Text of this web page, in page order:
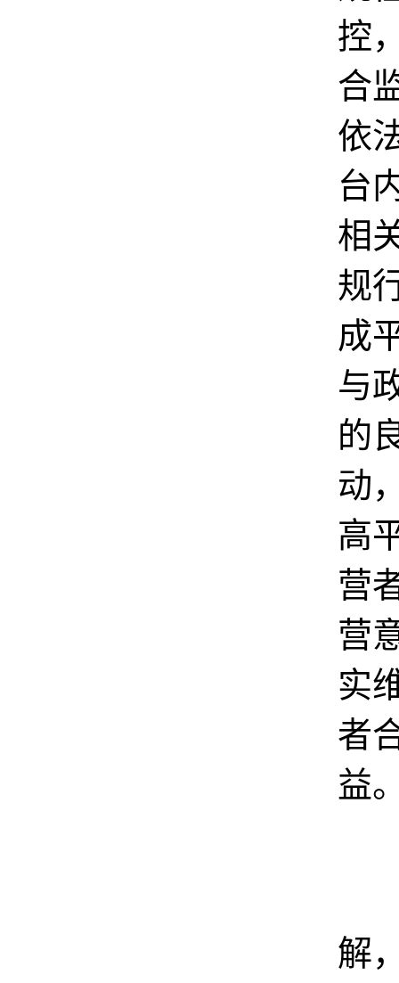
控
合
依
台
相
规
成
与
的
动
高
营
营
实
者
益
解